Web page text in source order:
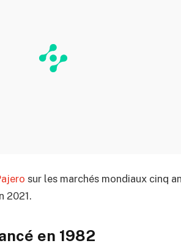
sur les marchés mondiaux cinq
2021.
en 1982